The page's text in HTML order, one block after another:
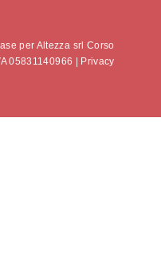
per Altezza srl Corso
05831140966 |
Privacy